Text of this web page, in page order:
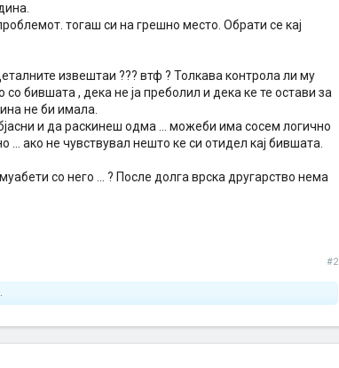
тогаш си на грешно место. Обрати се кај
извештаи ??? втф ? Толкава контрола ли му
бившата , дека не ја преболил и дека ке те остави за
не би имала.
и да раскинеш одма ... можеби има сосем логично
ако не чувствувал нешто ке си отидел кај бившата.
со него ... ? После долга врска другарство нема
#2